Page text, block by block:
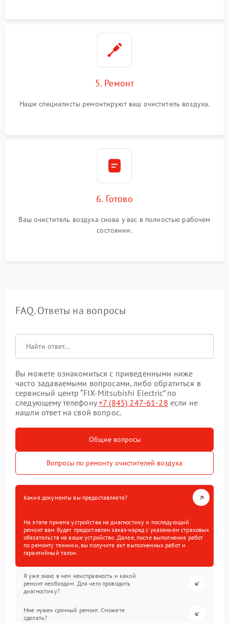
5. Ремонт
Наши специалисты ремонтируют ваш очиститель воздуха.
6. Готово
Ваш очиститель воздуха снова у вас в полностью рабочем
состоянии.
FAQ. Ответы на вопросы
Вы можете ознакомиться с приведенными ниже
часто задаваемыми вопросами, либо обратиться в
сервисный центр “FIX-Mitsubishi Electric” по
следующему телефону+7 (845) 247-61-28 если не
нашли ответ на свой вопрос.
Общие вопросы
Вопросы по ремонту очистителей воздуха
Какие документы вы предоставляете?
На этапе приема устройства на диагностику и последующий
ремонт вам будет предоставлен заказ-наряд с указанием страховых
обязательств на ваше устройство. Далее, после выполнения работ
по ремонту техники, вы получите акт выполненных работ и
гарантийный талон.
Я уже знаю в чем неисправность и какой
ремонт необходим. Для чего проводить
диагностику?
Мне нужен срочный ремонт. Сможете
сделать?